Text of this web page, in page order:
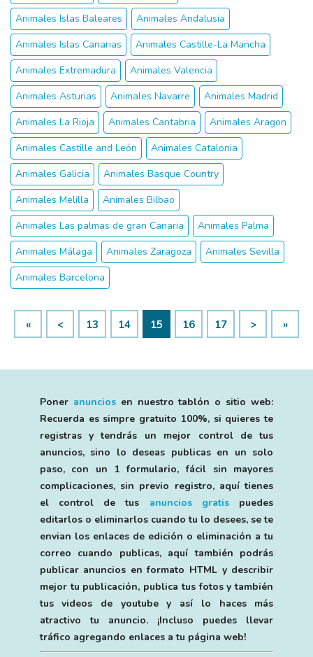
Animales Islas Baleares
Animales Andalusia
Animales Islas Canarias
Animales Castille-La Mancha
Animales Extremadura
Animales Valencia
Animales Asturias
Animales Navarre
Animales Madrid
Animales La Rioja
Animales Cantabria
Animales Aragon
Animales Castille and León
Animales Catalonia
Animales Galicia
Animales Basque Country
Animales Melilla
Animales Bilbao
Animales Las palmas de gran Canaria
Animales Palma
Animales Málaga
Animales Zaragoza
Animales Sevilla
Animales Barcelona
« < 13 14 15 16 17 > »
Poner anunciosen nuestro tablón o sitio web:
Recuerda es simpre gratuito 100%, si quieres te
registras y tendrás un mejor control de tus
anuncios, sino lo deseas publicas en un solo
paso, con un 1 formulario, fácil sin mayores
complicaciones, sin previo registro, aquí tienes
el control de tus anuncios gratispuedes
editarlos o eliminarlos cuando tu lo desees, se te
envian los enlaces de edición o eliminación a tu
correo cuando publicas, aquí también podrás
publicar anuncios en formato HTML y describir
mejor tu publicación, publica tus fotos y también
tus videos de youtube y así lo haces más
atractivo tu anuncio. ¡Incluso puedes llevar
tráfico agregando enlaces a tu página web!